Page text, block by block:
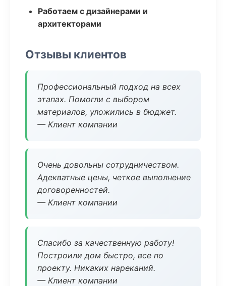
Работаем с дизайнерами и
архитекторами
Отзывы клиентов
Профессиональный подход на всех
этапах. Помогли с выбором
материалов, уложились в бюджет.
— Клиент компании
Очень довольны сотрудничеством.
Адекватные цены, четкое выполнение
договоренностей.
— Клиент компании
Спасибо за качественную работу!
Построили дом быстро, все по
проекту. Никаких нареканий.
— Клиент компании